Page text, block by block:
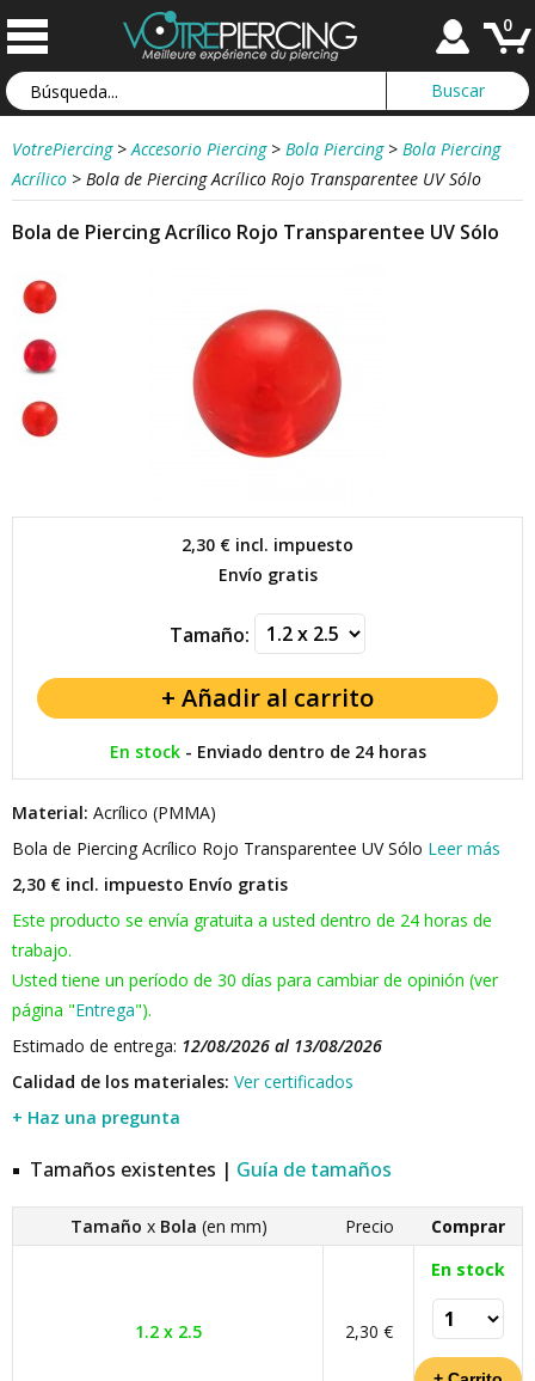
0
VotrePiercing > Accesorio Piercing > Bola Piercing > Bola Piercing
Acrílico > Bola de Piercing Acrílico Rojo Transparentee UV Sólo
Bola de Piercing Acrílico Rojo Transparentee UV Sólo
2,30 € incl. impuesto
Envío gratis
Tamaño:
En stock- Enviado dentro de 24 horas
Material: Acrílico (PMMA)
Bola de Piercing Acrílico Rojo Transparentee UV Sólo Leer más
2,30 € incl. impuesto Envío gratis
Este producto se envía gratuita a usted dentro de 24 horas de
trabajo.
Usted tiene un período de 30 días para cambiar de opinión (ver
página "Entrega").
Estimado de entrega: 12/08/2026 al 13/08/2026
Calidad de los materiales: Ver certificados
+ Haz una pregunta
Tamaños existentes | Guía de tamaños
Tamaño x Bola (en mm) Precio Comprar
1.2 x 2.5 2,30 €
En stock